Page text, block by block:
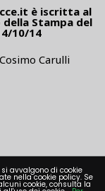
è iscritta al
della Stampa del
10/14
Carulli
avvalgono di cookie
nella cookie policy. Se
cookie, consulta la